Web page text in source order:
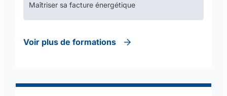
Maîtriser sa facture énergétique
Voir plus de formations